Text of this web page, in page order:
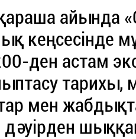
айында
кеңсесінде
ден астам
тарихы,
мен
дәуірден